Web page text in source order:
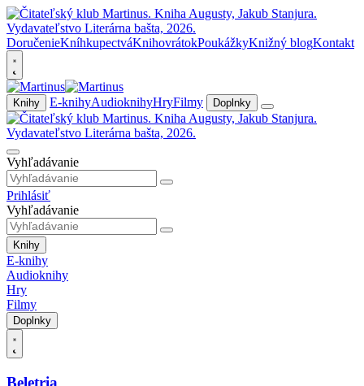
DoručenieKníhkupectváKnihovrátokPoukážkyKnižný blogKontakt
Knihy E-knihyAudioknihyHryFilmy Doplnky
Vyhľadávanie
Prihlásiť
Vyhľadávanie
Knihy
E-knihy
Audioknihy
Hry
Filmy
Doplnky
Beletria